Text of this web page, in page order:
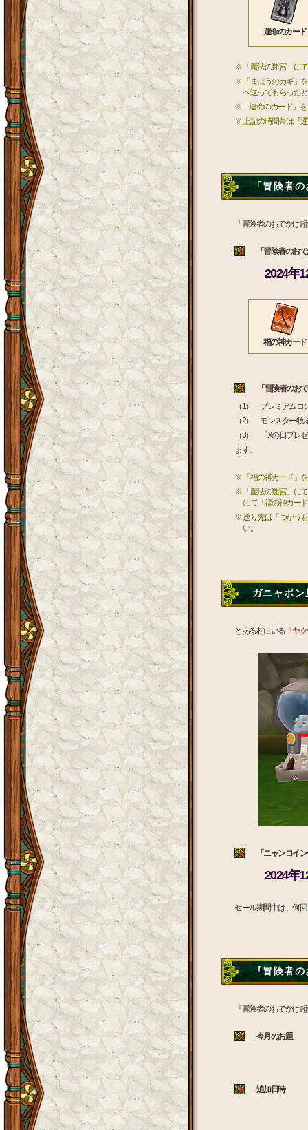
運命のカード
※ 「魔法の迷宮」に
※ 「まほうのカギ」
へ送ってもらった
※「運命のカード」
※ 上記の時間帯は「
「冒険者の
「冒険者のおでかけ
「冒険者のおで
2024年
福の神カード
「冒険者のおで
（1） プレミアムコ
（2） モンスター牧
（3） 「Xの日プレ
ます。
※ 「福の神カード」
※ 「魔法の迷宮」に
にて「福の神カー
※ 送り先は「つかう
い。
ガニャポン
とある村にいる「ヤ
「ニャンコイン
2024年
セール期間中は、何
『冒険者の
『冒険者のおでかけ
今月のお題
追加日時